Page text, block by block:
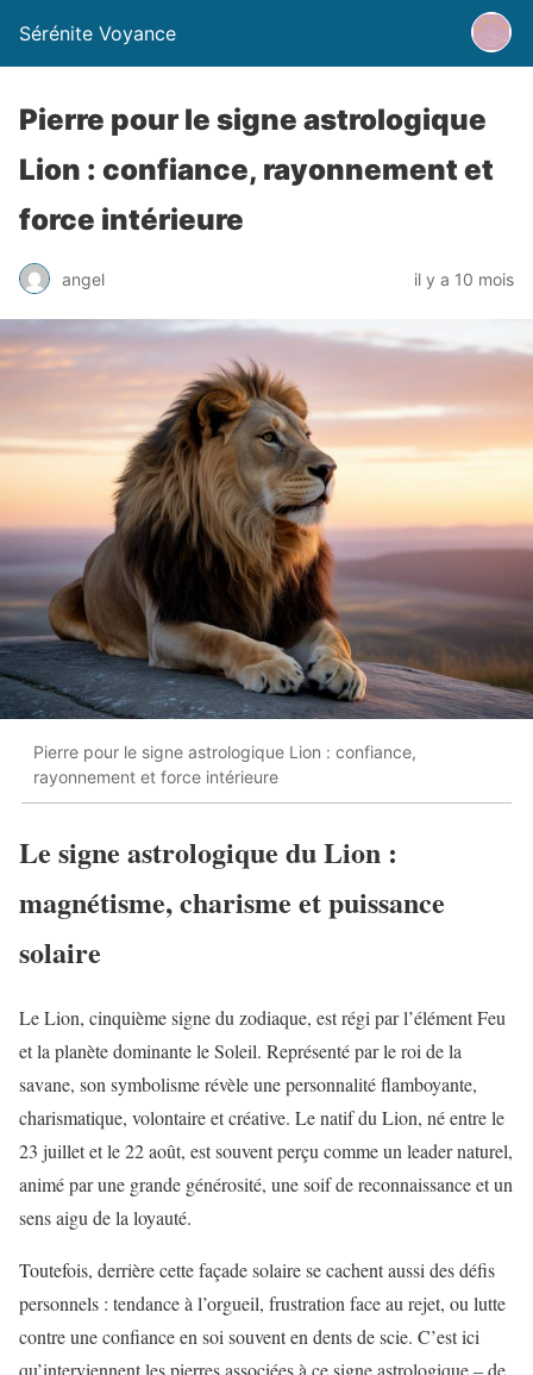
Sérénite Voyance
Pierre pour le signe astrologique
Lion : confiance, rayonnement et
force intérieure
angel il y a 10 mois
Pierre pour le signe astrologique Lion : confiance,
rayonnement et force intérieure
Le signe astrologique du Lion :
magnétisme, charisme et puissance
solaire
Le Lion, cinquième signe du zodiaque, est régi par l’élément Feu
et la planète dominante le Soleil. Représenté par le roi de la
savane, son symbolisme révèle une personnalité flamboyante,
charismatique, volontaire et créative. Le natif du Lion, né entre le
23 juillet et le 22 août, est souvent perçu comme un leader naturel,
animé par une grande générosité, une soif de reconnaissance et un
sens aigu de la loyauté.
Toutefois, derrière cette façade solaire se cachent aussi des défis
personnels : tendance à l’orgueil, frustration face au rejet, ou lutte
contre une confiance en soi souvent en dents de scie. C’est ici
qu’interviennent les pierres associées à ce signe astrologique – de